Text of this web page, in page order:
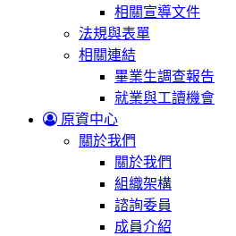
相關宣導文件
法規與表單
相關連結
畢業生調查報告
就業與工讀機會
原資中心
關於我們
關於我們
組織架構
諮詢委員
成員介紹